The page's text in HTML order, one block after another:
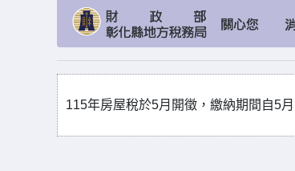
115年房屋稅於5月開徵，繳納期間自5